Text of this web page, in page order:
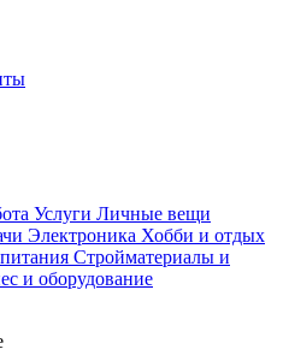
Услуги Личные вещи
Электроника Хобби и отдых
Стройматериалы и
и оборудование